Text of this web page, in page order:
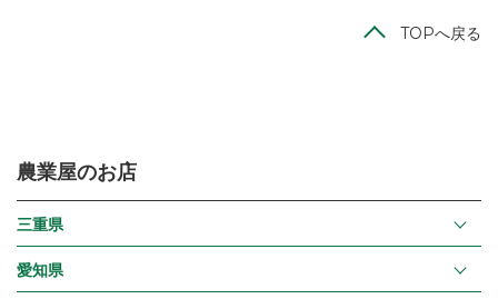
TOPへ戻る
農業屋のお店
三重県
愛知県